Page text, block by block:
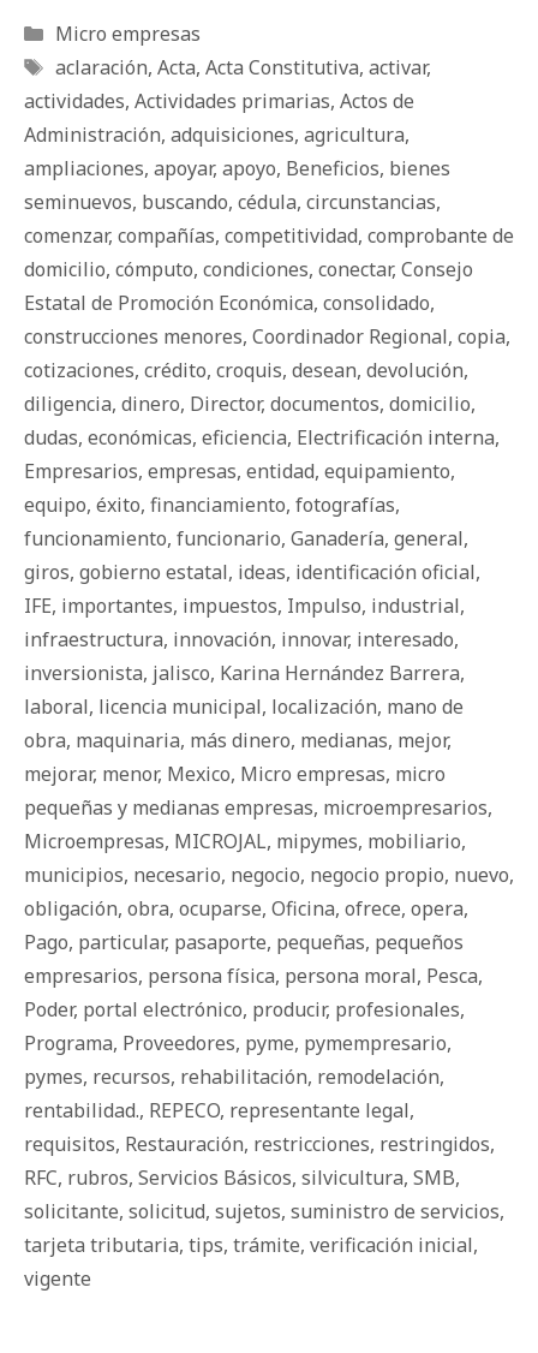
Categorías
Micro empresas
Etiquetas
aclaración, Acta, Acta Constitutiva, activar,
actividades, Actividades primarias, Actos de
Administración, adquisiciones, agricultura,
ampliaciones, apoyar, apoyo, Beneficios, bienes
seminuevos, buscando, cédula, circunstancias,
comenzar, compañías, competitividad, comprobante de
domicilio, cómputo, condiciones, conectar, Consejo
Estatal de Promoción Económica, consolidado,
construcciones menores, Coordinador Regional, copia,
cotizaciones, crédito, croquis, desean, devolución,
diligencia, dinero, Director, documentos, domicilio,
dudas, económicas, eficiencia, Electrificación interna,
Empresarios, empresas, entidad, equipamiento,
equipo, éxito, financiamiento, fotografías,
funcionamiento, funcionario, Ganadería, general,
giros, gobierno estatal, ideas, identificación oficial,
IFE, importantes, impuestos, Impulso, industrial,
infraestructura, innovación, innovar, interesado,
inversionista, jalisco, Karina Hernández Barrera,
laboral, licencia municipal, localización, mano de
obra, maquinaria, más dinero, medianas, mejor,
mejorar, menor, Mexico, Micro empresas, micro
pequeñas y medianas empresas, microempresarios,
Microempresas, MICROJAL, mipymes, mobiliario,
municipios, necesario, negocio, negocio propio, nuevo,
obligación, obra, ocuparse, Oficina, ofrece, opera,
Pago, particular, pasaporte, pequeñas, pequeños
empresarios, persona física, persona moral, Pesca,
Poder, portal electrónico, producir, profesionales,
Programa, Proveedores, pyme, pymempresario,
pymes, recursos, rehabilitación, remodelación,
rentabilidad., REPECO, representante legal,
requisitos, Restauración, restricciones, restringidos,
RFC, rubros, Servicios Básicos, silvicultura, SMB,
solicitante, solicitud, sujetos, suministro de servicios,
tarjeta tributaria, tips, trámite, verificación inicial,
vigente